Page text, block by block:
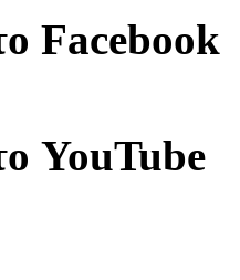
Facebook
YouTube